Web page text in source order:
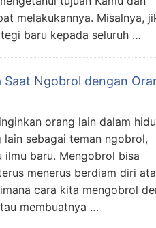
melakukannya. Misalnya,
baru kepada seluruh …
Ngobrol dengan
orang lain dalam
sebagai teman ngobrol,
baru. Mengobrol bisa
menerus berdiam diri
cara kita mengobrol
membuatnya …